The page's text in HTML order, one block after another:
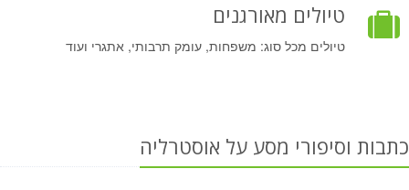
טיולים מאורגנים
טיולים מכל סוג: משפחות, עומק תרבותי, אתגרי ועוד
כתבות וסיפורי מסע על אוסטרליה